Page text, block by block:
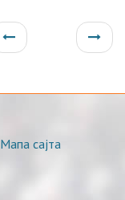
Мапа сајта